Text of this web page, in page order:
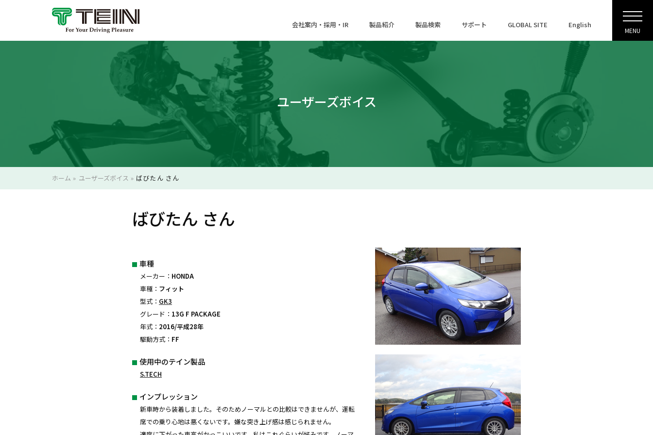
会社案内・採用・IR 製品紹介 製品検索 サポート GLOBAL SITE English
MENU
ユーザーズボイス
ホーム » ユーザーズボイス » ばびたん さん
ばびたん さん
車種
メーカー： HONDA
車種： フィット
型式： GK3
グレード： 13G F PACKAGE
年式： 2016/平成28年
駆動方式： FF
使用中のテイン製品
S.TECH
インプレッション
新車時から装着しました。そのためノーマルとの比較はできませんが、運転
席での乗り心地は悪くないです。嫌な突き上げ感は感じられません。